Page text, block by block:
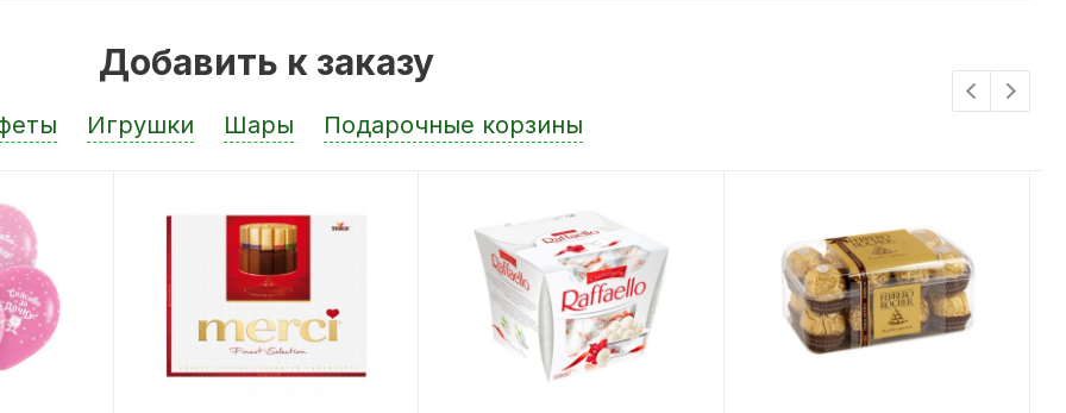
Добавить к заказу
Игрушки Шары Подарочные корзины